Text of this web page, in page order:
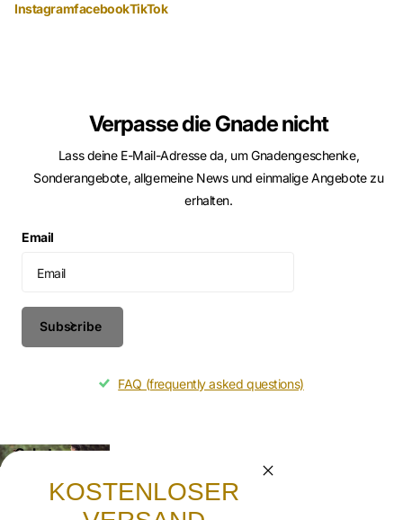
InstagramfacebookTikTok
Verpasse die Gnade nicht
Lass deine E-Mail-Adresse da, um Gnadengeschenke,
Sonderangebote, allgemeine News und einmalige Angebote zu
erhalten.
Email
Subscribe
FAQ (frequently asked questions)
Gebet
Lasst uns beten, dass die frohe Botschaft von
Jesus Christus weitergetragen wird.
KOSTENLOSER